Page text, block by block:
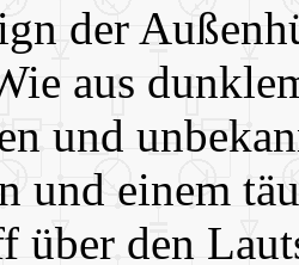
der
aus
und
und einem
über den